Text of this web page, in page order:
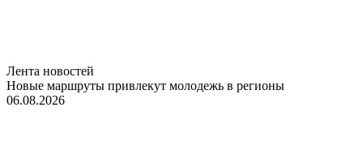
Лента новостей
Новые маршруты привлекут молодежь в регионы
06.08.2026